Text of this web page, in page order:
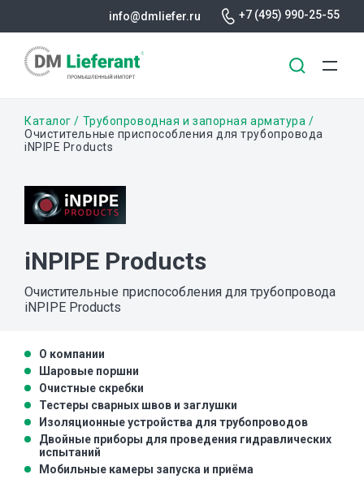
основному
info@dmliefer.ru +7 (495) 990-25-55
Строка
навигации
Каталог
Трубопроводная и запорная арматура
Очистительные приспособления для трубопровода
iNPIPE Products
iNPIPE Products
Очистительные приспособления для трубопровода
iNPIPE Products
О компании
Шаровые поршни
Очистные скребки
Тестеры сварных швов и заглушки
Изоляционные устройства для трубопроводов
Двойные приборы для проведения гидравлических
испытаний
Мобильные камеры запуска и приёма